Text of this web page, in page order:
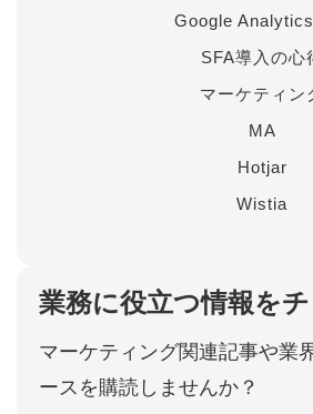
Google
SFA導入の心
マーケティン
MA
Hotjar
Wistia
業務に役立つ情報を
マーケティング関連記事や業
ースを購読しませんか？